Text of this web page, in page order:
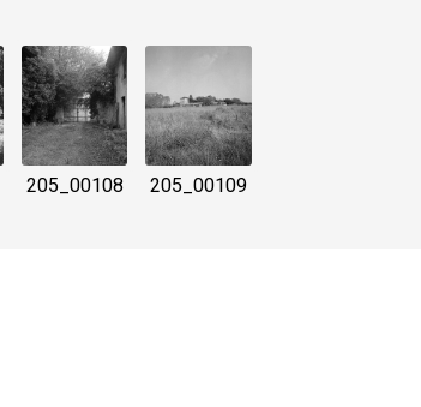
205_00108 205_00109